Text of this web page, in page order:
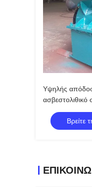
Υψηλής
πώληση
Βρείτε